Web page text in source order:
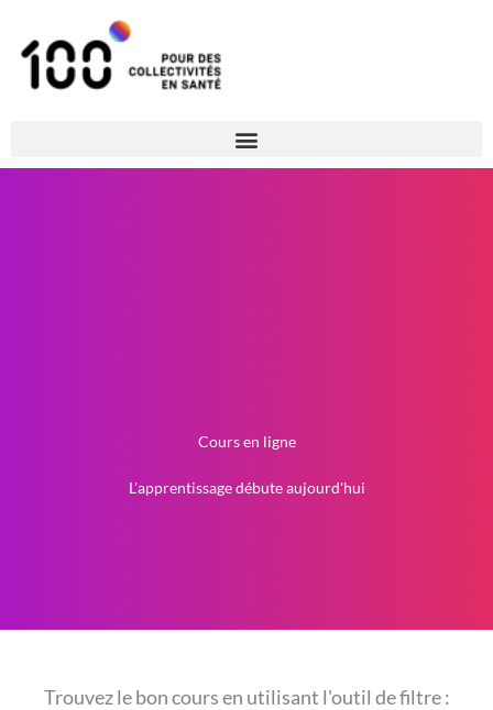
Cours en ligne
L'apprentissage débute aujourd'hui
Trouvez le bon cours en utilisant l'outil de filtre :